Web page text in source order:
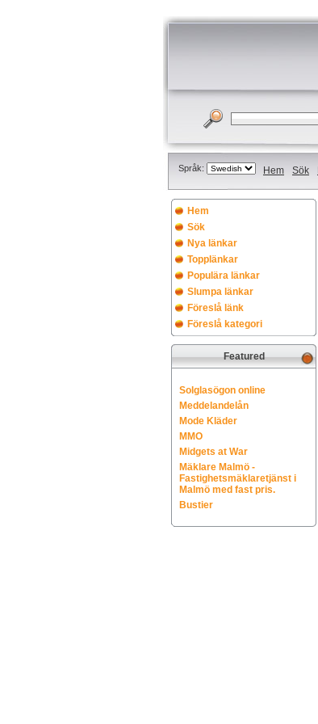
Språk: Hem Sök
Hem
Sök
Nya länkar
Topplänkar
Populära länkar
Slumpa länkar
Föreslå länk
Föreslå kategori
Featured
Solglasögon online
Meddelandelån
Mode Kläder
MMO
Midgets at War
Mäklare Malmö -
Fastighetsmäklaretjänst i
Malmö med fast pris.
Bustier